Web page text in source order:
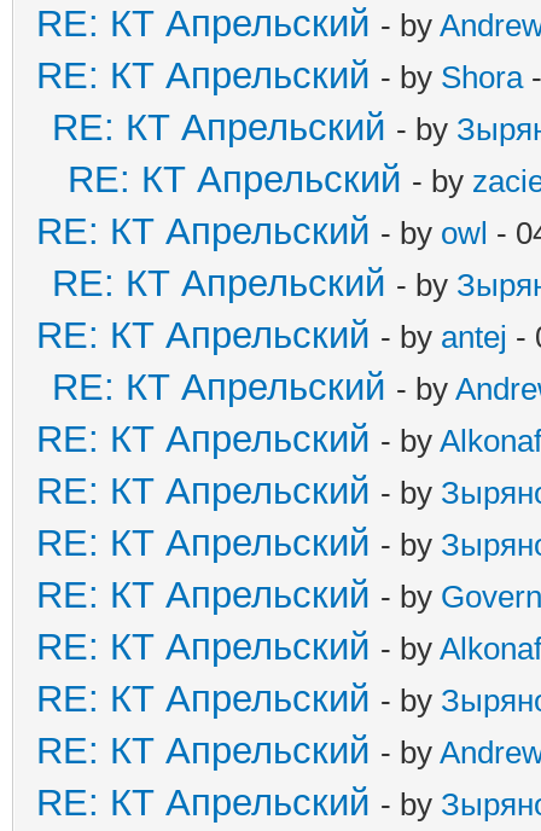
RE: КТ Апрельский - by
RE: КТ Апрельский - by Shora-
RE: КТ Апрельский - by
RE: КТ Апрельский - by
RE: КТ Апрельский - by owl -
RE: КТ Апрельский - by
RE: КТ Апрельский - by antej -
RE: КТ Апрельский - by
RE: КТ Апрельский - by
RE: КТ Апрельский - by
RE: КТ Апрельский - by
RE: КТ Апрельский - by
RE: КТ Апрельский - by
RE: КТ Апрельский - by
RE: КТ Апрельский - by
RE: КТ Апрельский - by